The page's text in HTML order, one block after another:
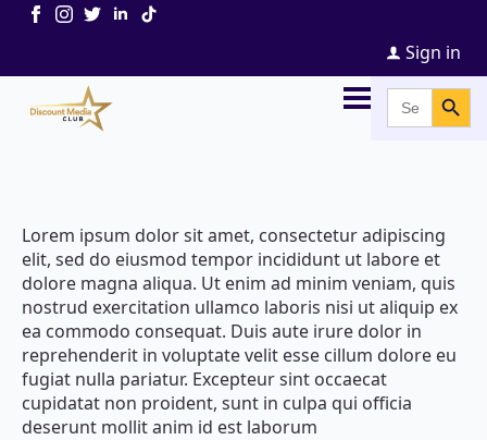
Sign in
Search
for:
Search Button
Lorem ipsum dolor sit amet, consectetur adipiscing
elit, sed do eiusmod tempor incididunt ut labore et
dolore magna aliqua. Ut enim ad minim veniam, quis
nostrud exercitation ullamco laboris nisi ut aliquip ex
ea commodo consequat. Duis aute irure dolor in
reprehenderit in voluptate velit esse cillum dolore eu
fugiat nulla pariatur. Excepteur sint occaecat
cupidatat non proident, sunt in culpa qui officia
deserunt mollit anim id est laborum